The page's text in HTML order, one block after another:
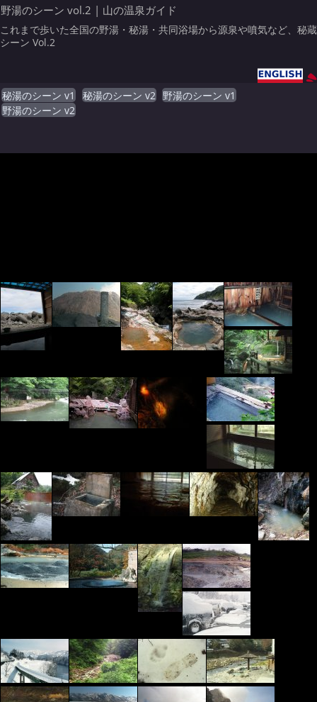
野湯のシーン vol.2 | 山の温泉ガイド
これまで歩いた全国の野湯・秘湯・共同浴場から源泉や噴気など、秘蔵
シーン Vol.2
秘湯のシーン v1 秘湯のシーン v2
野湯のシーン v1
野湯のシーン v2